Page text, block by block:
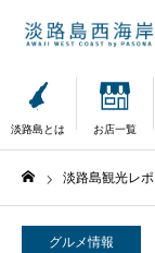
淡路島とは お店一覧
淡路島観光レポ
グルメ情報